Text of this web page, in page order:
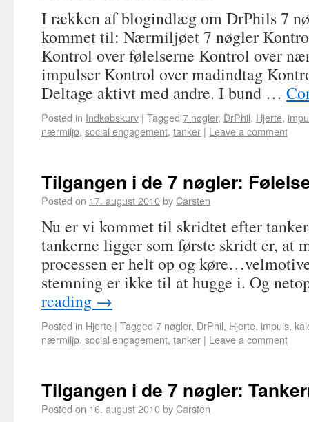
I rækken af blogindlæg om DrPhils 7
kommet til: Nærmiljøet 7 nøgler
Kontrol over følelserne Kontrol over
impulser Kontrol over madindtag
Deltage aktivt med andre. I bund …
Posted in Indkøbskurv | Tagged 7 nøgler, DrPhil, Hjerte,
nærmiljø, social engagement, tanker | Leave a comment
Tilgangen i de 7 nøgler:
Posted on 17. august 2010byCarsten
Nu er vi kommet til skridtet efter
tankerne ligger som første skridt er, at
processen er helt op og
stemning er ikke til at hugge i. Og
reading →
Posted in Hjerte | Tagged 7 nøgler, DrPhil, Hjerte, impuls,
nærmiljø, social engagement, tanker | Leave a comment
Tilgangen i de 7 nøgler:
Posted on 16. august 2010byCarsten